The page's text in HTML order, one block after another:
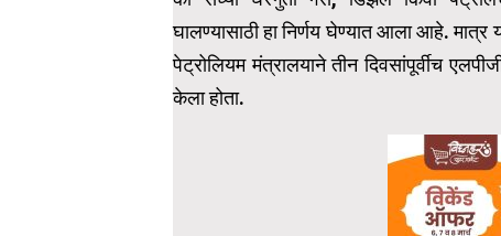
घालण्यासाठी हा निर्णय घेण्यात आला आहे.
पेट्रोलियम मंत्रालयाने तीन दिवसांपूर्वीच
केला होता.